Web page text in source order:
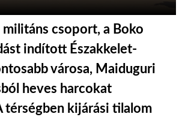
militáns csoport, a Boko
indított Északkelet-
városa, Maiduguri
heves harcokat
térségben kijárási tilalom